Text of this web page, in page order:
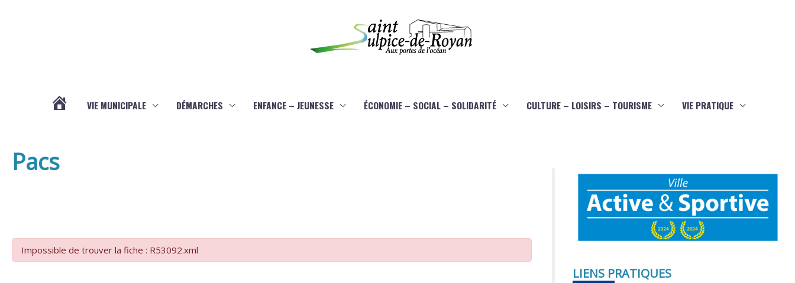
VIE MUNICIPALE DÉMARCHES ENFANCE – JEUNESSE ÉCONOMIE – SOCIAL – SOLIDARITÉ CULTURE – LOISIRS – TOURISME VIE PRATIQUE
Pacs
Impossible de trouver la fiche : R53092.xml
LIENS PRATIQUES